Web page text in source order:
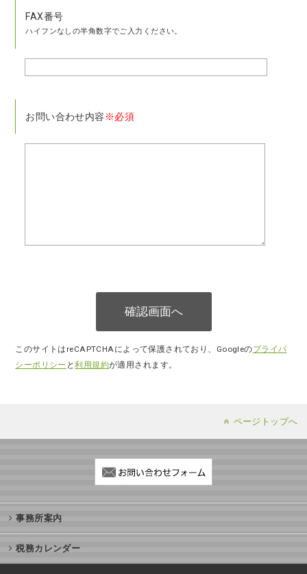
FAX番号
ハイフンなしの半角数字でご入力ください。
お問い合わせ内容 ※必須
このサイトはreCAPTCHAによって保護されており、Googleのプライバ
シーポリシー と利用規約が適用されます。
ページトップへ
事務所案内
税務カレンダー